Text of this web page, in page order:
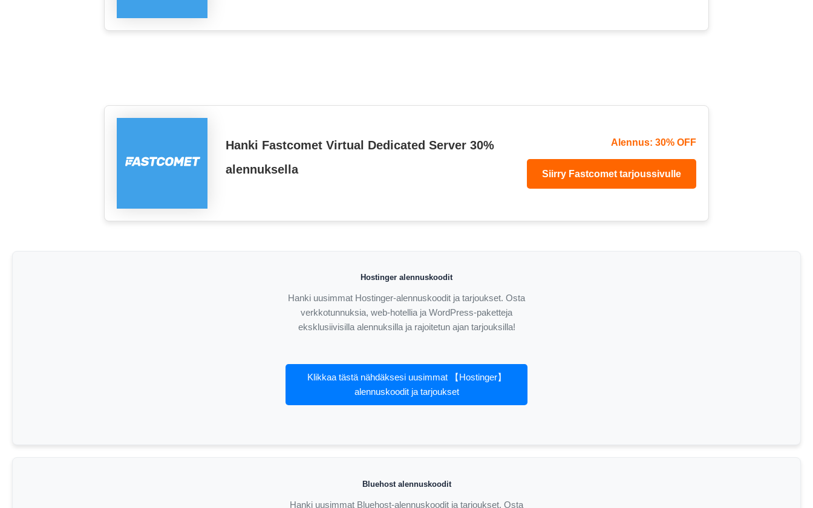
Hanki Fastcomet Virtual Dedicated Server 30%
alennuksella
Alennus: 30% OFF
Siirry Fastcomet tarjoussivulle
Hostinger alennuskoodit
Hanki uusimmat Hostinger-alennuskoodit ja tarjoukset. Osta
verkkotunnuksia, web-hotellia ja WordPress-paketteja
eksklusiivisilla alennuksilla ja rajoitetun ajan tarjouksilla!
Klikkaa tästä nähdäksesi uusimmat 【Hostinger】
alennuskoodit ja tarjoukset
Bluehost alennuskoodit
Hanki uusimmat Bluehost-alennuskoodit ja tarjoukset. Osta